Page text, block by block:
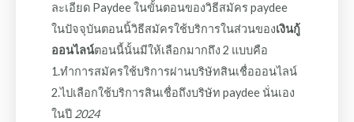
ละเอียด Paydee ในขั้นตอนของวิธีสมัคร paydee
ในปัจจุบันตอนนิ้วิธีสมัครใช้บริการในส่วนของเงินกู้
ออนไลน์ตอนนี้นั้นมีให้เลือกมากถึง 2 แบบคือ
1.ทำการสมัครใช้บริการผ่านบริษัทสินเชื่อออนไลน์
2.ไปเลือกใช้บริการสินเชื่อถึงบริษัท paydee นั่นเอง
ในปี 2024